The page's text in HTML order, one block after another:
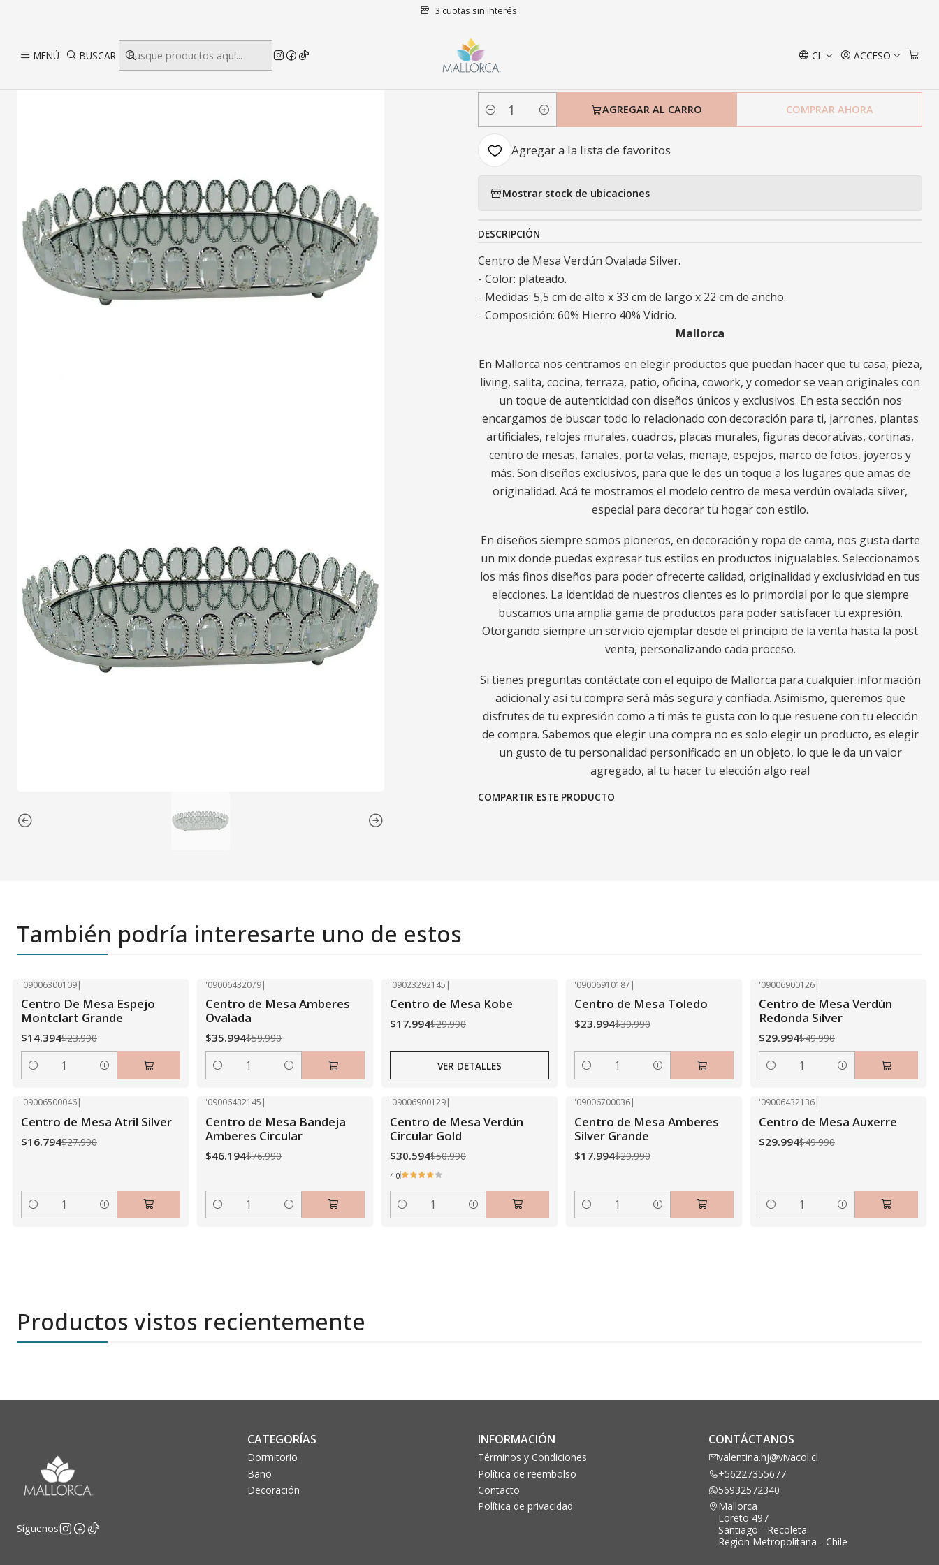
MENÚ BUSCAR CL ACCESO
3 cuotas sin interés.
Centro de Mesa Centro de Mesa Verdún Ovalada Silver
|
Centro de Mesa Verdún Ovalada Silver
Cantidad
AGREGAR AL CARRO COMPRAR AHORA
Agregar a la lista de favoritos
Mostrar stock de ubicaciones
DESCRIPCIÓN
Centro de Mesa Verdún Ovalada Silver.
- Color: plateado.
- Medidas: 5,5 cm de alto x 33 cm de largo x 22 cm de ancho.
- Composición: 60% Hierro 40% Vidrio.
Mallorca
En Mallorca nos centramos en elegir productos que puedan hacer que tu casa, pieza,
living, salita, cocina, terraza, patio, oficina, cowork, y comedor se vean originales con
un toque de autenticidad con diseños únicos y exclusivos. En esta sección nos
encargamos de buscar todo lo relacionado con decoración para ti, jarrones, plantas
artificiales, relojes murales, cuadros, placas murales, figuras decorativas, cortinas,
centro de mesas, fanales, porta velas, menaje, espejos, marco de fotos, joyeros y
más. Son diseños exclusivos, para que le des un toque a los lugares que amas de
originalidad. Acá te mostramos el modelo centro de mesa verdún ovalada silver,
especial para decorar tu hogar con estilo.
En diseños siempre somos pioneros, en decoración y ropa de cama, nos gusta darte
un mix donde puedas expresar tus estilos en productos inigualables. Seleccionamos
los más finos diseños para poder ofrecerte calidad, originalidad y exclusividad en tus
elecciones. La identidad de nuestros clientes es lo primordial por lo que siempre
buscamos una amplia gama de productos para poder satisfacer tu expresión.
Otorgando siempre un servicio ejemplar desde el principio de la venta hasta la post
venta, personalizando cada proceso.
Si tienes preguntas contáctate con el equipo de Mallorca para cualquier información
adicional y así tu compra será más segura y confiada. Asimismo, queremos que
disfrutes de tu expresión como a ti más te gusta con lo que resuene con tu elección
de compra. Sabemos que elegir una compra no es solo elegir un producto, es elegir
un gusto de tu personalidad personificado en un objeto, lo que le da un valor
agregado, al tu hacer tu elección algo real
COMPARTIR ESTE PRODUCTO
También podría interesarte uno de estos
'09006300109|
Centro De Mesa Espejo
Montclart Grande
$14.394$23.990
Cantidad
'09006432079|
Centro de Mesa Amberes
Ovalada
$35.994$59.990
Cantidad
'09023292145 |
Centro de Mesa Kobe
$17.994$29.990
VER DETALLES
'09006910187 |
Centro de Mesa Toledo
$23.994$39.990
Cantidad
'09006900126|
Centro de Mesa Verdún
Redonda Silver
$29.994$49.990
Cantidad
'09006500046|
Centro de Mesa Atril Silver
$16.794$27.990
Cantidad
'09006432145 |
Centro de Mesa Bandeja
Amberes Circular
$46.194$76.990
Cantidad
'09006900129|
Centro de Mesa Verdún
Circular Gold
$30.594$50.990
4.0
Cantidad
'09006700036|
Centro de Mesa Amberes
Silver Grande
$17.994$29.990
Cantidad
'09006432136|
Centro de Mesa Auxerre
$29.994$49.990
Cantidad
Productos vistos recientemente
Síguenos
CATEGORÍAS
Dormitorio
Baño
Decoración
INFORMACIÓN
Términos y Condiciones
Política de reembolso
Contacto
Política de privacidad
CONTÁCTANOS
valentina.hj@vivacol.cl
+56227355677
56932572340
Mallorca
Loreto 497
Santiago - Recoleta
Región Metropolitana - Chile